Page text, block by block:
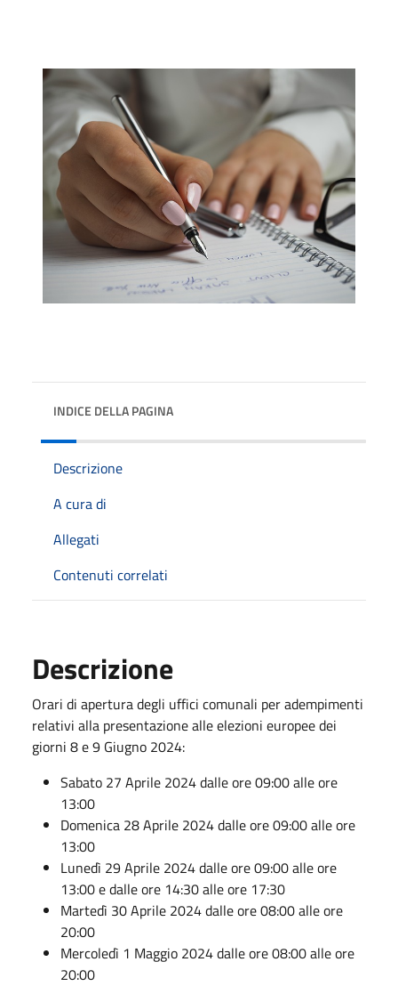
INDICE DELLA PAGINA
Descrizione
A cura di
Allegati
Contenuti correlati
Descrizione
Orari di apertura degli uffici comunali per adempimenti
relativi alla presentazione alle elezioni europee dei
giorni 8 e 9 Giugno 2024:
Sabato 27 Aprile 2024 dalle ore 09:00 alle ore
13:00
Domenica 28 Aprile 2024 dalle ore 09:00 alle ore
13:00
Lunedì 29 Aprile 2024 dalle ore 09:00 alle ore
13:00 e dalle ore 14:30 alle ore 17:30
Martedì 30 Aprile 2024 dalle ore 08:00 alle ore
20:00
Mercoledì 1 Maggio 2024 dalle ore 08:00 alle ore
20:00